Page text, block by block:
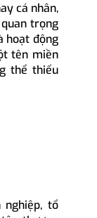
cá nhân,
trọng
hoạt động
tên miền
thể thiếu
tổ